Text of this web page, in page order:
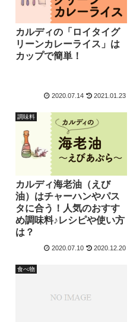
カルディの「ロイタイグ
リーンカレーライス」は
カップで簡単！
2020.07.14 2021.01.23
調味料
カルディ海老油（えび
油）はチャーハンやパス
タに合う！人気のおすす
め調味料♪レシピや使い方
は？
2020.07.10 2020.12.20
食べ物